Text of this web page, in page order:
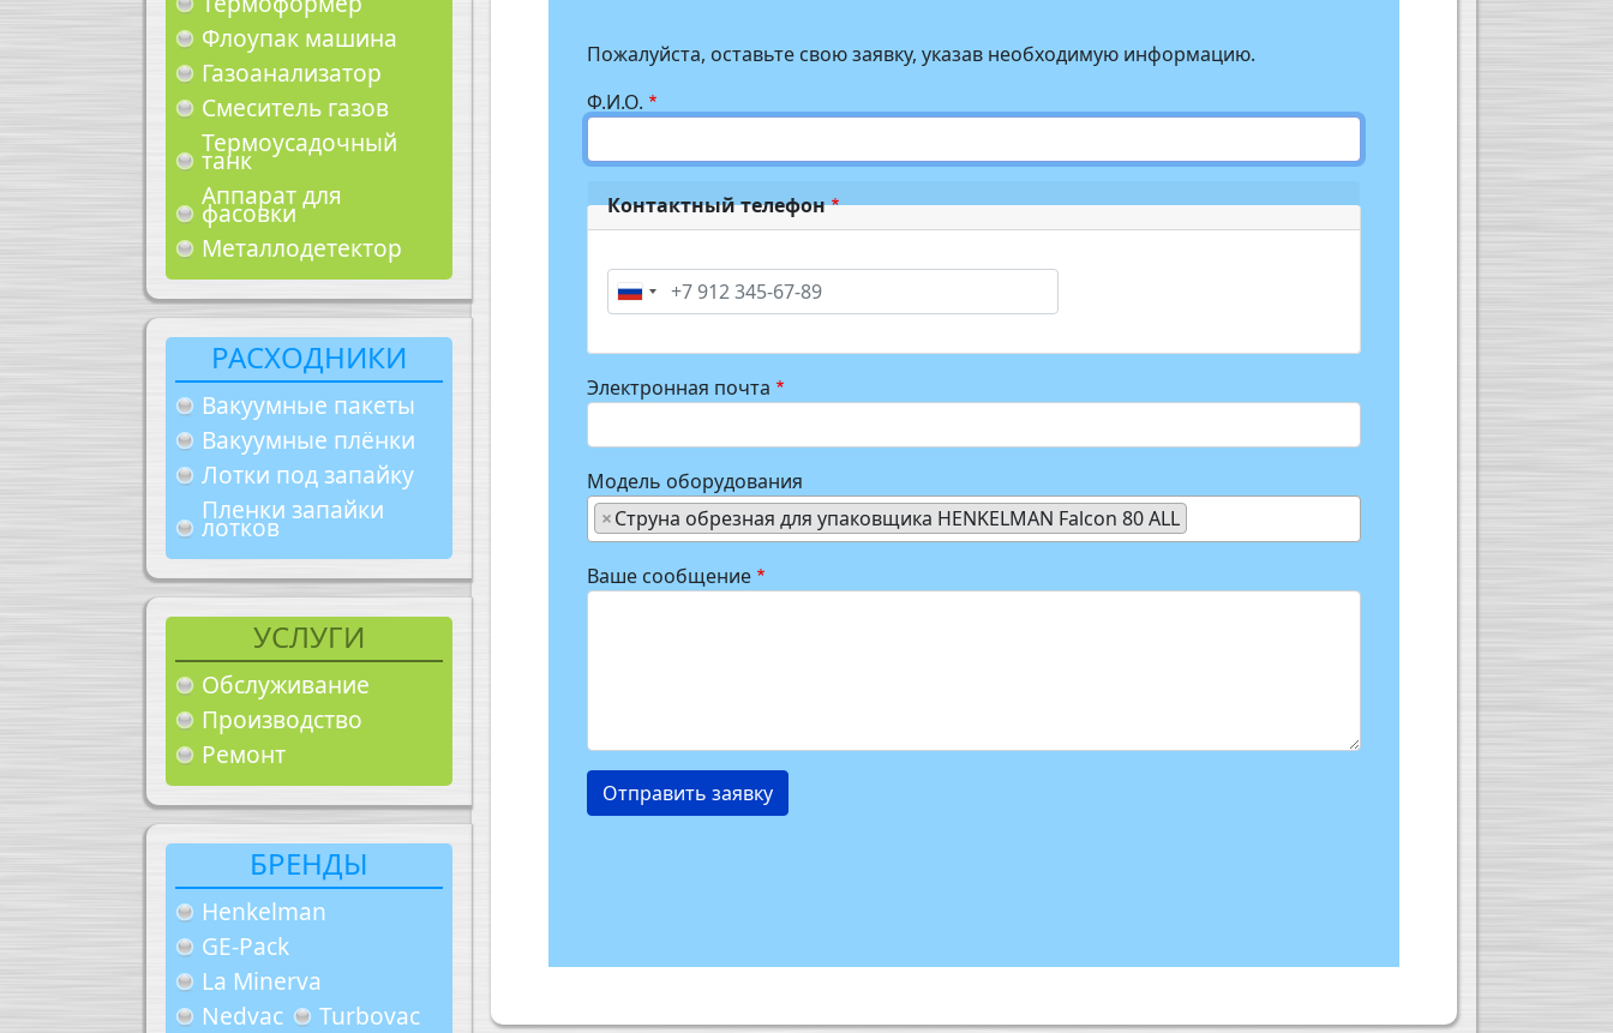
Флоупак машина
Газоанализатор
Смеситель газов
Термоусадочный
танк
Аппарат для
фасовки
Металлодетектор
РАСХОДНИКИ
Вакуумные пакеты
Вакуумные плёнки
Лотки под запайку
Пленки запайки
лотков
УСЛУГИ
Обслуживание
Производство
Ремонт
БРЕНДЫ
Henkelman
GE-Pack
La Minerva
Nedvac
Turbovac
Пожалуйста, оставьте свою заявку, указав необходимую информацию.
Ф.И.О.
Контактный телефон
Phone
Электронная почта
Модель оборудования
×Струна обрезная для упаковщика HENKELMAN Falcon 80 ALL
Ваше сообщение